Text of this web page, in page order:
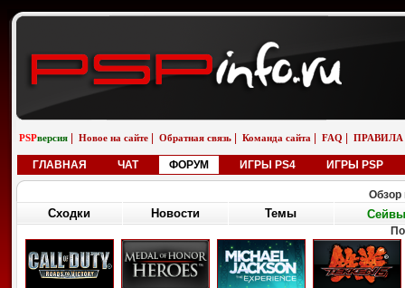
PSPверсия Новое на сайте Обратная связь Команда сайта FAQ ПРАВИЛА
ГЛАВНАЯ ЧАТ ФОРУМ ИГРЫ PS4 ИГРЫ PSP
Обзор
Сходки Новости Темы Сейвы